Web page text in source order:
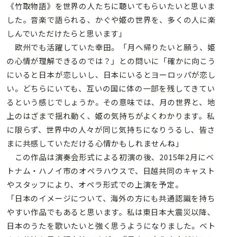
《竹取物語》を世界の人たちに聴いてもらいたいと思いま
した。音楽で語られる、かぐや姫の世界を、多くの人に楽
しんでいただけたらと思います」
欧州でも活躍していた幸田。「月へ帰りたいと願う、姫
の心情が理解できるのでは？」との問いに「確かに向こう
にいると日本が恋しいし、日本にいるとヨーロッパが恋し
い。どちらにいても、互いの国に体の一部を残してきてい
るという感じでしょうか。その意味では、月の世界と、地
上のはざまで揺れ動く、姫の気持ちがよくわかります。私
に限らず、世界中の人々が同じ気持ちになりうるし、皆さ
まに共感していただける心情かもしれませんね」
この作品は演奏会形式による初演の後、2015年2月にベ
トナム・ハノイ市のオペラハウスで、日越共同のキャスト
やスタッフにより、オペラ形式での上演を予定。
「日本のイメージについて、海外の方にも共通認識を持ち
やすい作品でもあると思います。私は東日本大震災以降、
日本のうたを歌いたいと強く思うようになりました。ベト